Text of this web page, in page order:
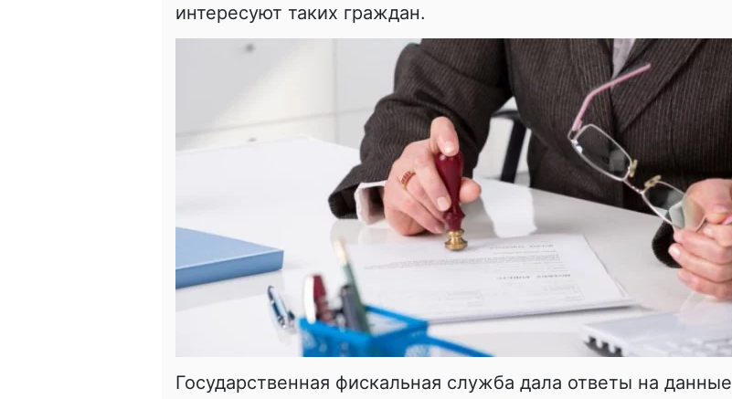
интересуют таких граждан.
Государственная фискальная служба дала ответы на данные